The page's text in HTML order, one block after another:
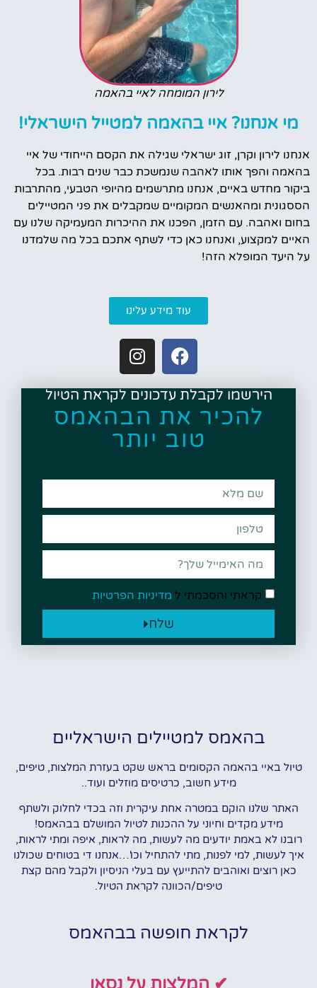
לירון המומחה לאיי בהאמה
מי אנחנו? איי בהאמה למטייל הישראלי!
אנחנו לירון וקרן, זוג ישראלי שגילה את הקסם הייחודי של איי
בהאמה והפך אותו לאהבה שנמשכת כבר שנים רבות. בכל
ביקור מחדש באיים, אנחנו מתרשמים מהיופי הטבעי, מהתרבות
הססגונית ומהאנשים המקומיים שמקבלים את פני המטיילים
בחום ואהבה. עם הזמן, הפכנו את ההיכרות המעמיקה שלנו עם
האיים למקצוע, ואנחנו כאן כדי לשתף אתכם בכל מה שלמדנו
על היעד המופלא הזה!
עוד מידע עלינו
הירשמו לקבלת עדכונים לקראת הטיול
להכיר את הבהאמס
טוב יותר
קראתי והסכמתי ל מדיניות הפרטיות
שלח
בהאמס למטיילים הישראליים
טיול באיי בהאמה הקסומים בראש שקט בעזרת המלצות, טיפים,
מידע חשוב, כרטיסים מוזלים ועוד..
האתר שלנו הוקם במטרה אחת עיקרית וזה בכדי לחלוק ולשתף
מידע מקדים וחיוני על ההכנות לטיול המושלם בבהאמס!
רובנו לא באמת יודעים מה לעשות, מה לראות, איפה ומתי לראות,
איך לעשות, למי לפנות, מתי להתחיל וכו'…אנחנו די בטוחים שכולנו
כאן רוצים ואוהבים להתייעץ עם בעלי הניסיון ולקבל מהם קצת
טיפים/הכוונה לקראת הטיול.
לקראת חופשה בבהאמס